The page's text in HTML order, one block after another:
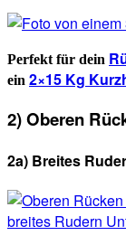
Perfekt für dein
ein 2×15 Kg
2) Oberen
2a) Breites